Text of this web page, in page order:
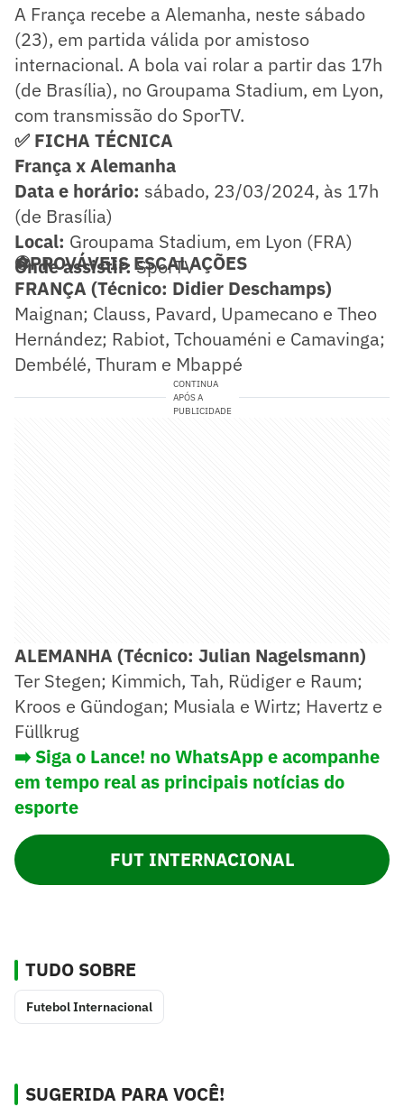
A França recebe a Alemanha, neste sábado
(23), em partida válida por amistoso
internacional. A bola vai rolar a partir das 17h
(de Brasília), no Groupama Stadium, em Lyon,
com transmissão do SporTV.
✅ FICHA TÉCNICA
França x Alemanha
Data e horário: sábado, 23/03/2024, às 17h
(de Brasília)
Local: Groupama Stadium, em Lyon (FRA)
Onde assistir:SporTV
⚽PROVÁVEIS ESCALAÇÕES
FRANÇA (Técnico: Didier Deschamps)
Maignan; Clauss, Pavard, Upamecano e Theo
Hernández; Rabiot, Tchouaméni e Camavinga;
Dembélé, Thuram e Mbappé
CONTINUA
APÓS A
PUBLICIDADE
ALEMANHA (Técnico: Julian Nagelsmann)
Ter Stegen; Kimmich, Tah, Rüdiger e Raum;
Kroos e Gündogan; Musiala e Wirtz; Havertz e
Füllkrug
➡️ Siga o Lance! no WhatsApp e acompanhe
em tempo real as principais notícias do
esporte
FUT INTERNACIONAL
TUDO SOBRE
Futebol Internacional
SUGERIDA PARA VOCÊ!